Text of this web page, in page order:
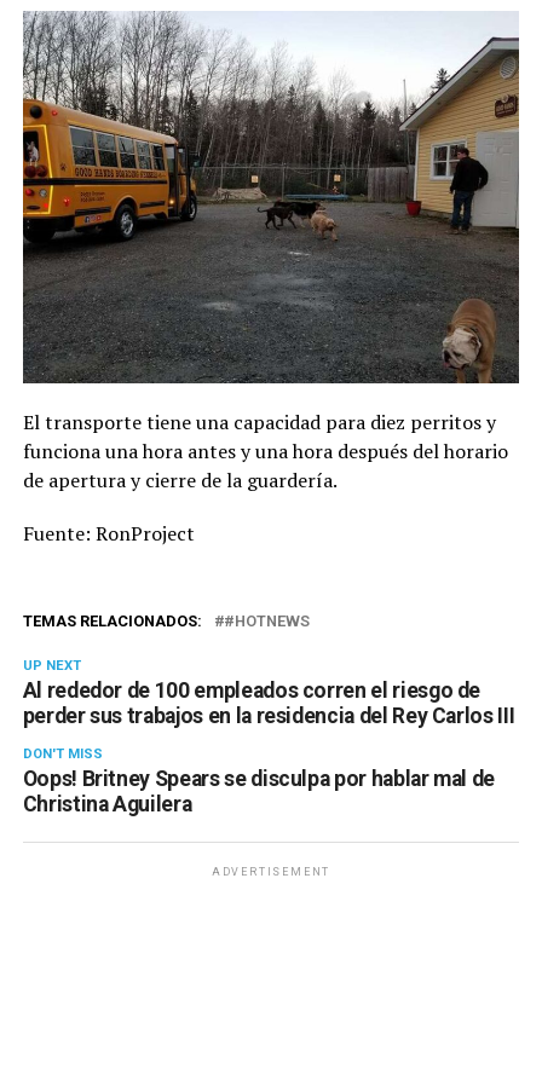
El transporte tiene una capacidad para diez perritos y
funciona una hora antes y una hora después del horario
de apertura y cierre de la guardería.
Fuente: RonProject
TEMAS RELACIONADOS: #HOTNEWS
UP NEXT
Al rededor de 100 empleados corren el riesgo de
perder sus trabajos en la residencia del Rey Carlos III
DON'T MISS
Oops! Britney Spears se disculpa por hablar mal de
Christina Aguilera
ADVERTISEMENT